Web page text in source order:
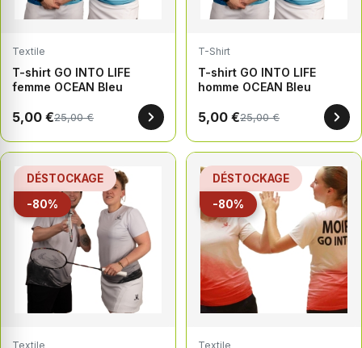
Textile
T-shirt GO INTO LIFE
femme OCEAN Bleu
5,00 €25,00 €
T-Shirt
T-shirt GO INTO LIFE
homme OCEAN Bleu
5,00 €25,00 €
DÉSTOCKAGE
-80%
Textile
DÉSTOCKAGE
-80%
Textile